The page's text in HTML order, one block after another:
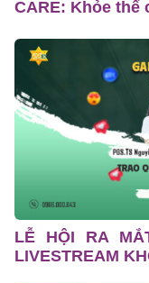
CARE: Khỏe thể
LỄ HỘI RA
LIVESTREAM